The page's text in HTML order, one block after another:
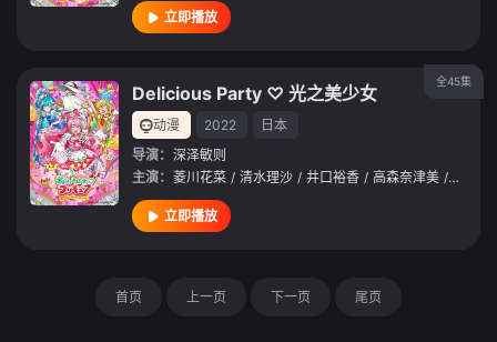
立即播放
全45集
Delicious Party ♡ 光之美少女
动漫 2022
日本
导演： 深泽敏则
主演： 菱川花菜 / 清水理沙 / 井口裕香 / 高森奈津美 / 日冈夏
立即播放
首页 上一页 下一页 尾页